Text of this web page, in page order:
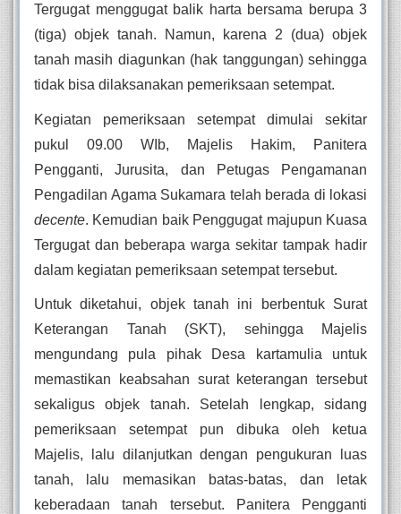
Tergugat menggugat balik harta bersama berupa 3
(tiga) objek tanah. Namun, karena 2 (dua) objek
tanah masih diagunkan (hak tanggungan) sehingga
tidak bisa dilaksanakan pemeriksaan setempat.
Kegiatan pemeriksaan setempat dimulai sekitar
pukul 09.00 WIb, Majelis Hakim, Panitera
Pengganti, Jurusita, dan Petugas Pengamanan
decente. Kemudian baik Penggugat majupun Kuasa
Tergugat dan beberapa warga sekitar tampak hadir
dalam kegiatan pemeriksaan setempat tersebut.
Untuk diketahui, objek tanah ini berbentuk Surat
Keterangan Tanah (SKT), sehingga Majelis
mengundang pula pihak Desa kartamulia untuk
memastikan keabsahan surat keterangan tersebut
sekaligus objek tanah. Setelah lengkap, sidang
pemeriksaan setempat pun dibuka oleh ketua
Majelis, lalu dilanjutkan dengan pengukuran luas
tanah, lalu memasikan batas-batas, dan letak
keberadaan tanah tersebut. Panitera Pengganti